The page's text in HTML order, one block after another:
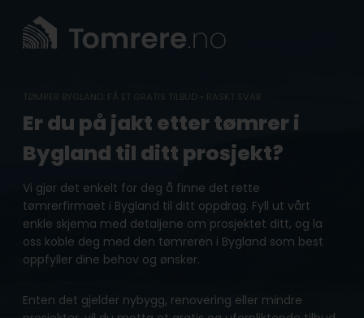
content
TØMRER BYGLAND: FÅ ET GRATIS TILBUD • RASKT SVAR
Er du på jakt etter tømrer i
Bygland til ditt prosjekt?
Vi gjør det enkelt for deg å finne det rette
tømrerfirmaet i Bygland til ditt oppdrag. Fyll ut vårt
enkle skjema med detaljene om prosjektet ditt, og la
oss koble deg med den tømreren i Bygland som best
oppfyller dine behov og ønsker.
Enten det gjelder nybygg, renovering eller mindre